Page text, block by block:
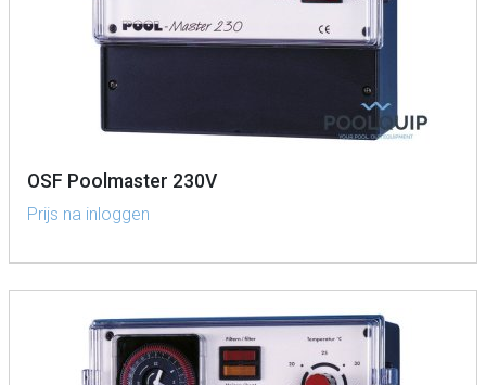
OSF Poolmaster 230V
Prijs na inloggen